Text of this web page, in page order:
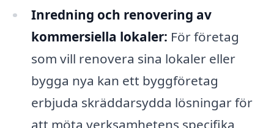
Inredning och renovering av
kommersiella lokaler: För företag
som vill renovera sina lokaler eller
bygga nya kan ett byggföretag
erbjuda skräddarsydda lösningar för